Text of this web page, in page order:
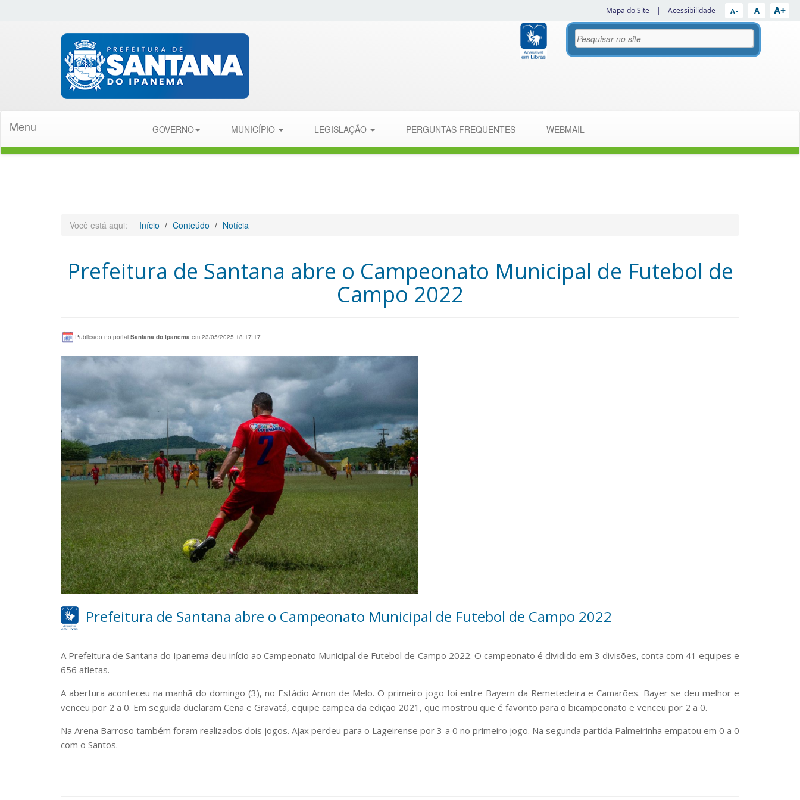
Mapa do Site | Acessibilidade A− A A+
Menu GOVERNO MUNICÍPIO LEGISLAÇÃO PERGUNTAS FREQUENTES WEBMAIL
Você está aqui: Início Conteúdo Notícia
Prefeitura de Santana abre o Campeonato Municipal de Futebol de
Campo 2022
Publicado no portal Santana do Ipanema em 23/05/2025 18:17:17
Prefeitura de Santana abre o Campeonato Municipal de Futebol de Campo 2022
A Prefeitura de Santana do Ipanema deu início ao Campeonato Municipal de Futebol de Campo 2022. O campeonato é dividido em 3 divisões, conta com 41 equipes e
656 atletas.
A abertura aconteceu na manhã do domingo (3), no Estádio Arnon de Melo. O primeiro jogo foi entre Bayern da Remetedeira e Camarões. Bayer se deu melhor e
venceu por 2 a 0. Em seguida duelaram Cena e Gravatá, equipe campeã da edição 2021, que mostrou que é favorito para o bicampeonato e venceu por 2 a 0.
Na Arena Barroso também foram realizados dois jogos. Ajax perdeu para o Lageirense por 3 a 0 no primeiro jogo. Na segunda partida Palmeirinha empatou em 0 a 0
com o Santos.